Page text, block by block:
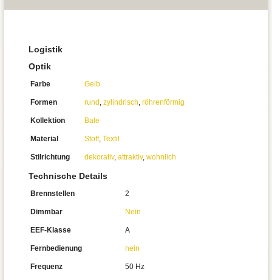
Logistik
Optik
Farbe Gelb
Formen rund , zylindrisch, röhrenförmig
Kollektion Bale
Material Stoff, Textil
Stilrichtung dekorativ, attraktiv, wohnlich
Technische Details
Brennstellen 2
Dimmbar Nein
EEF-Klasse A
Fernbedienung nein
Frequenz 50 Hz